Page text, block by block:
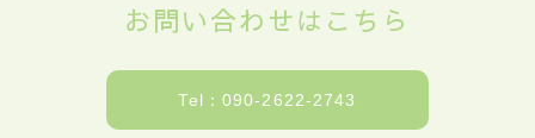
お問い合わせはこちら
Tel：090-2622-2743